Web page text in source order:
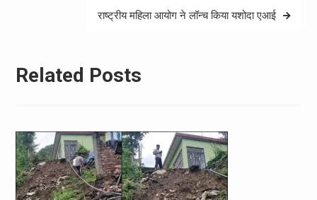
राष्ट्रीय महिला आयोग ने लॉन्च किया यशोदा एआई
Related Posts